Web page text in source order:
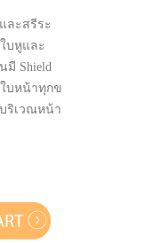
ละสรีระ
บหูและ
Shield
บหน้าทุกข
ริเวณหน้า